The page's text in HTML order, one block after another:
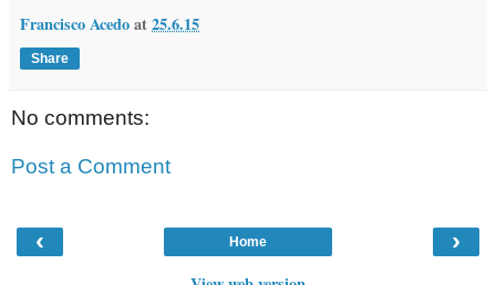
Francisco Acedoat25.6.15
Share
No comments:
Post a Comment
‹ ›
Home